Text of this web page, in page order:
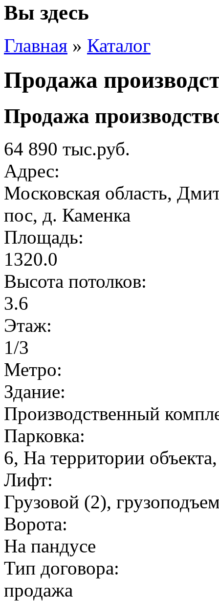
Вы здесь
Главная » Каталог
Продажа
Продажа
64 890 тыс.руб.
Адрес:
Московская область,
пос, д. Каменка
Площадь:
1320.0
Высота потолков:
3.6
Этаж:
1/3
Метро:
Здание:
Производственный
Парковка:
6, На территории
Лифт:
Грузовой (2),
Ворота:
На пандусе
Тип договора:
продажа